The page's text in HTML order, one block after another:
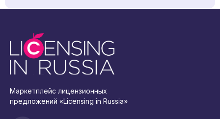
Маркетплейс лицензионных
предложений «Licensing in Russia»